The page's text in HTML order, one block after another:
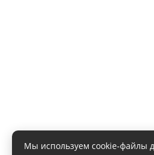
Мы используем cookie-файлы